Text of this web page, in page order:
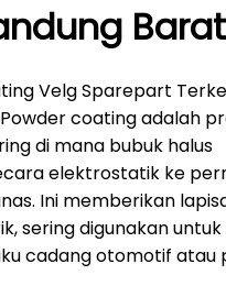
Barat
Velg Sparepart
coating adalah
di mana bubuk halus
elektrostatik ke
Ini memberikan
sering digunakan
cadang otomotif atau